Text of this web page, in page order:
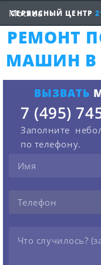
СЕРВИСНЫЙ ЦЕНТР
РЕМОНТ
МАШИН В
ВЫЗВАТЬ
7 (495)
Заполните
по телефону.